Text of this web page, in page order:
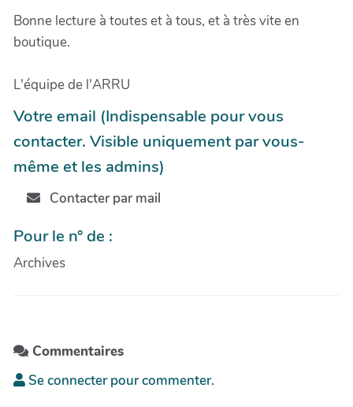
Bonne lecture à toutes et à tous, et à très vite en
boutique.
L'équipe de l'ARRU
Votre email (Indispensable pour vous
contacter. Visible uniquement par vous-
même et les admins)
Contacter par mail
Pour le n° de :
Archives
Commentaires
Se connecter pour commenter.